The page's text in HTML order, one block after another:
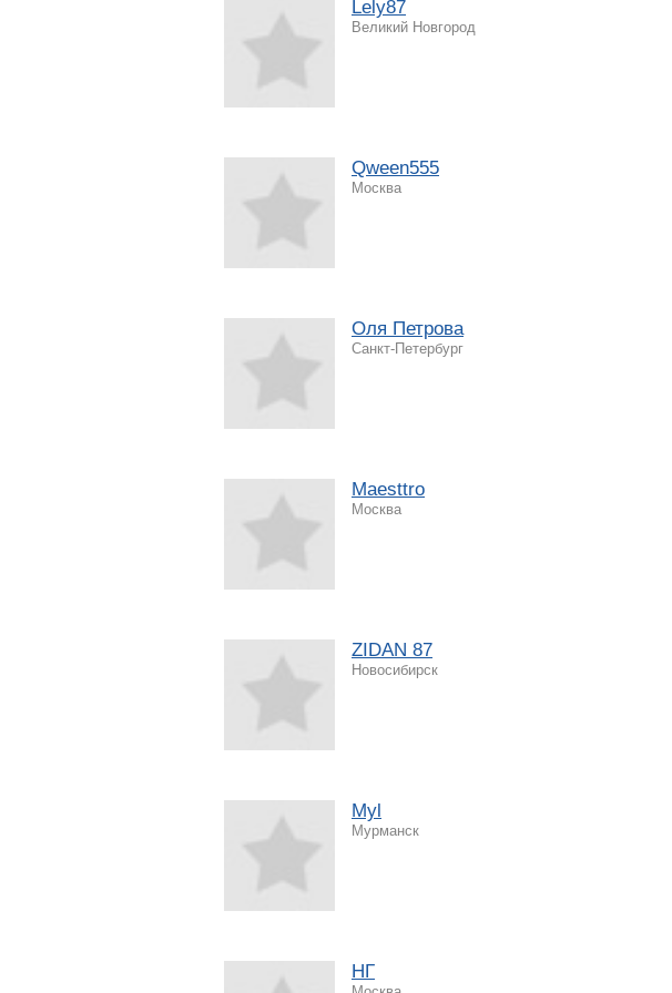
Lely87
Великий Новгород
Qween555
Москва
Оля Петрова
Санкт-Петербург
Maesttro
Москва
ZIDAN 87
Новосибирск
Myl
Мурманск
НГ